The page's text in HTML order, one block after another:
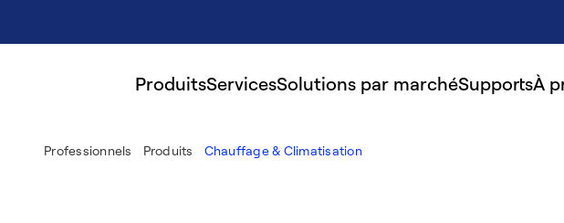
ProduitsServicesSolutions par marchéSupportsÀ
Professionnels Produits Chauffage & Climatisation